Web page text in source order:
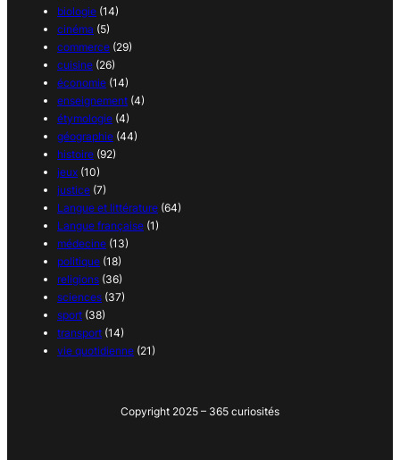
biologie (14)
cinéma (5)
commerce (29)
cuisine (26)
économie (14)
enseignement (4)
étymologie (4)
géographie (44)
histoire (92)
jeux (10)
justice (7)
Langue et littérature (64)
Langue française (1)
médecine (13)
politique (18)
religions (36)
sciences (37)
sport (38)
transport (14)
vie quotidienne (21)
Copyright 2025 – 365 curiosités